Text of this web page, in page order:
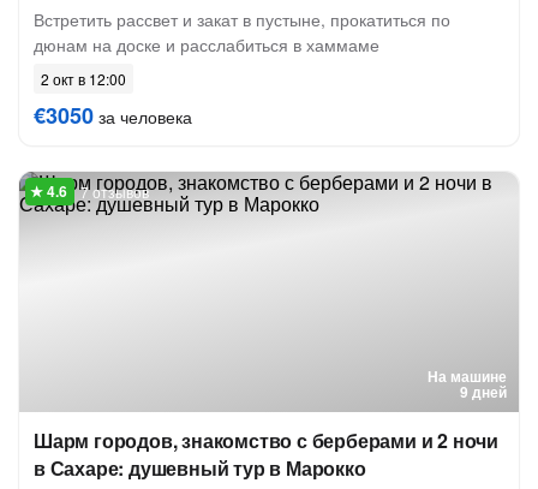
Встретить рассвет и закат в пустыне, прокатиться по
дюнам на доске и расслабиться в хаммаме
2 окт в 12:00
€3050 за человека
На машине
9 дней
7 отзывов
Шарм городов, знакомство с берберами и 2 ночи
в Сахаре: душевный тур в Марокко